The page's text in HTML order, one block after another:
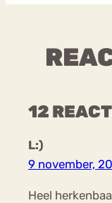
12
L:)
9 november,
Heel